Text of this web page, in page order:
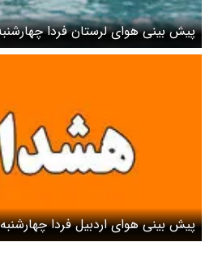
احتمال رگبار تگرگ در استان
نسبت به وزش باد شدید و رگبار باران